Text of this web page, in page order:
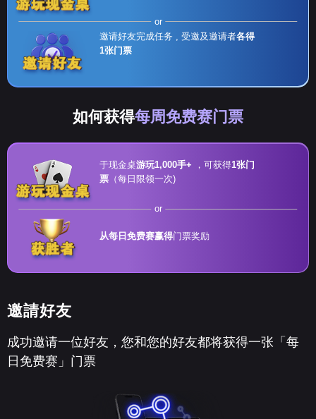
or
邀请好友完成任务 , 受邀及邀请者各得
1张门票
如何获得每周免费赛门票
于现金桌游玩1,000手+ ，可获得1张门
票 （每日限领一次)
or
从每日免费赛赢得门票奖励
邀請好友
成功邀请一位好友，您和您的好友都将获得一张「每
日免费赛」门票